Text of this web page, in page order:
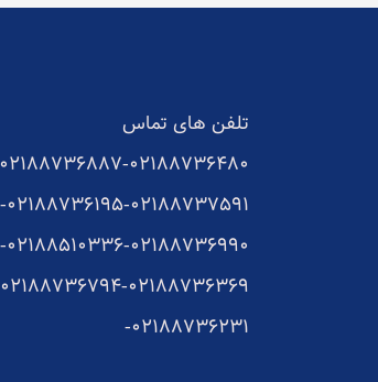
تلفن های تماس
02188736887-02188736480-
02188736195-02188737591-
02188510336-02188736990-
02188736794-02188736369-
02188736231-